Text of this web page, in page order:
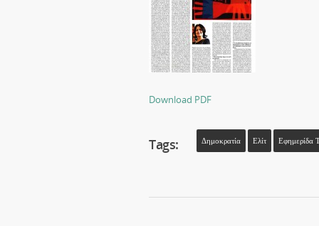
Download PDF
Tags: Δημοκρατία Ελίτ Εφημερίδα